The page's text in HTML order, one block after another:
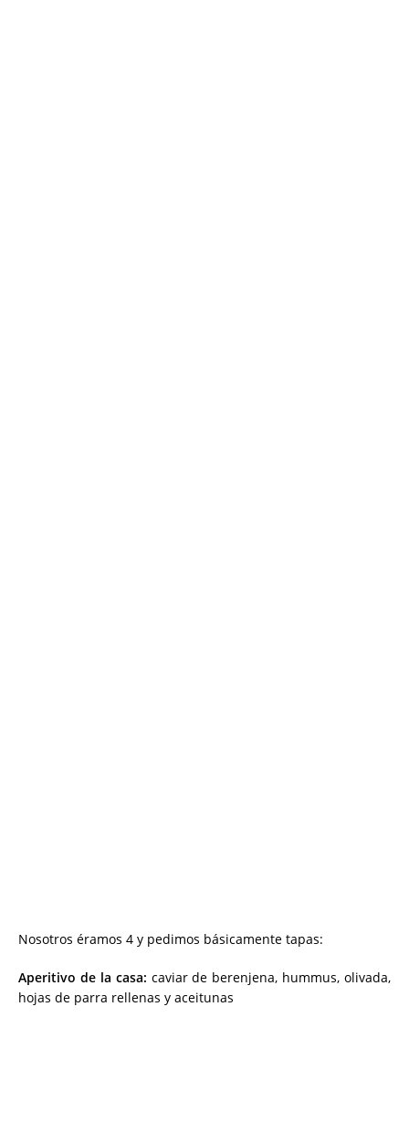
Nosotros éramos 4 y pedimos básicamente tapas:
Aperitivo de la casa: caviar de berenjena, hummus, olivada,
hojas de parra rellenas y aceitunas